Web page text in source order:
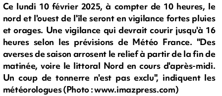
Ce lundi 10 février 2025, à compter de 10 heures, le
nord et l'ouest de l'île seront en vigilance fortes pluies
et orages. Une vigilance qui devrait courir jusqu'à 16
heures selon les prévisions de Météo France. "Des
averses de saison arrosent le relief à partir de la fin de
matinée, voire le littoral Nord en cours d'après-midi.
Un coup de tonnerre n'est pas exclu", indiquent les
météorologues (Photo : www.imazpress.com)